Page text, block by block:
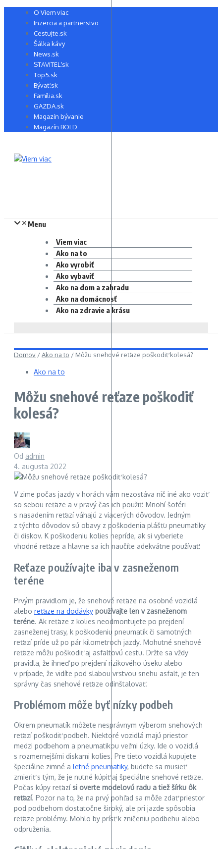
Preskočiť O Viem viac
Inzercia a partnerstvo
Cestujte.sk
Šálka kávy
News.sk
STAVITEĽ.sk
Top5.sk
Bývať.sk
Família.sk
GAZDA.sk
Magazín bývanie
Magazín BOLD
Menu
Viem viac
Ako na to
Ako vyrobiť
Ako vybaviť
Ako na dom a zahradu
Ako na domácnosť
Ako na zdravie a krásu
Domov /Ako na to / Môžu snehové reťaze poškodiť kolesá?
Ako na to
Môžu snehové reťaze poškodiť
kolesá?
Od admin
4. augusta 2022
V zime počas jazdy v horách vám nezostáva nič iné ako voziť
so sebou reťaze a v pravý čas ich použiť. Mnohí šoféri
s nasadením reťazí váhajú z viacerých dôvodov. Jedným
z týchto dôvodov sú obavy z poškodenia plášťu pneumatiky
či diskov. K poškodeniu kolies nepríde, ak si vyberiete
vhodné reťaze a hlavne sa ich naučíte adekvátne používať.
Reťaze používajte iba v zasneženom
teréne
Prvým pravidlom je, že snehové reťaze na osobné vozidlá
alebo reťaze na dodávky používajte len v zasneženom
teréne. Ak reťaze z kolies neodmontujete po prejdení
zasneženej trasy, k poškodeniu pneumatík či samotných
reťazí príde už po pár kilometroch jazdy. Mohutné snehové
reťaze môžu poškodiť aj asfaltovú cestu. Držte sa vždy
pravidla, že ihneď po prejdení rizikového úseku alebo
v prípade, že vidíte pod slabou vrstvou snehu asfalt, je ten
správny čas snehové reťaze odinštalovať.
Problémom môže byť nízky podbeh
Okrem pneumatík môžete nesprávnym výberom snehových
reťazí poškodiť podbeh. Niektoré vozidlá majú priestor
medzi podbehom a pneumatikou veľmi úzky. Ide o vozidlá
s rozmernejšími diskami kolies. Pre tieto vozidlá kupujete
špeciálne zimné a letné pneumatiky, budete sa musieť
zmieriť s tým, že je nutné kúpiť aj špeciálne snehové reťaze.
Počas kúpy reťazí si overte modelovú radu a tiež šírku ôk
reťazí. Pozor na to, že na prvý pohľad sa môže zdať priestor
pod podbehom dostatočne široký, ale pri jazde spôsobia
reťaze problémy. Mohlo by prísť k zničeniu podbehu alebo
odpruženia.